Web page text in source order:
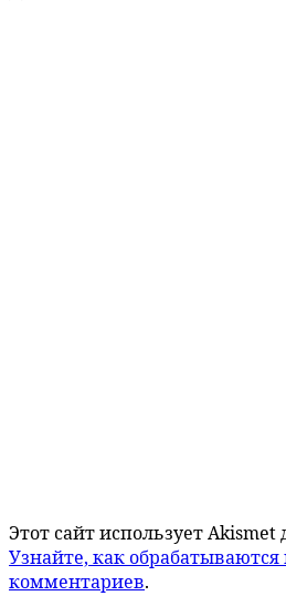
Этот сайт использует
Узнайте, как
комментариев.